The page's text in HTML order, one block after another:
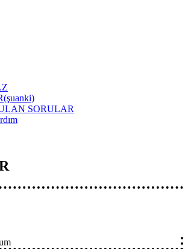
(şuanki)
SORULAR